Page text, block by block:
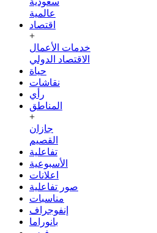
عالمية
اقتصاد
+
خدمات الأعمال
الاقتصاد الدولي
حياة
نقاشات
رأي
المناطق
+
جازان
القصيم
تفاعلية
الأسبوعية
اعلانات
صور تفاعلية
مناسبات
إنفوجراف
بانوراما